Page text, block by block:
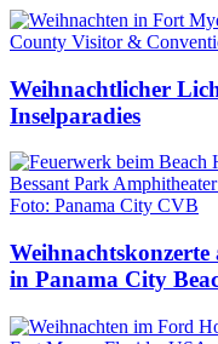
Weihnachtlicher
Inselparadies
in Panama City